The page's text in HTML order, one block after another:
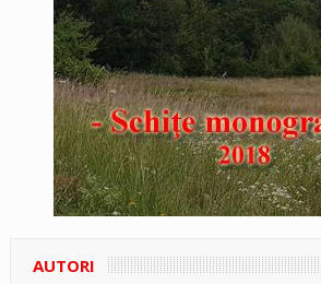
AUTORI